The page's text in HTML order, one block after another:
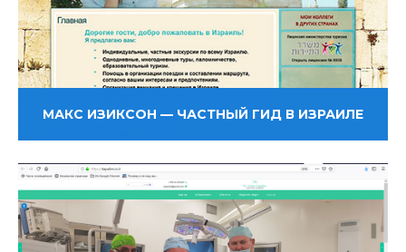
МАКС ИЗИКСОН — ЧАСТНЫЙ ГИД В ИЗРАИЛЕ